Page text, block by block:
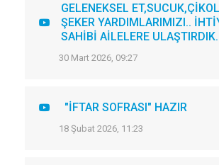
GELENEKSEL
ŞEKER YARDIMLARIMIZI..
SAHİBİ AİLELERE
30 Mart 2026, 09:27
"İFTAR SOFRASI" HAZIR
18 Şubat 2026, 11:23